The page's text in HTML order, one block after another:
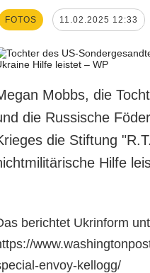
Daten
FOTOS 11.02.2025 12:33
Mobbs, die
die Russische
die Stiftung
Hilfe
berichtet Ukrinform
envoy-kellogg/